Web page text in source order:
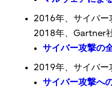
2016年、サイバー
2018年、Gartner
サイバー攻撃の
2019年、サイバー
サイバー攻撃へ